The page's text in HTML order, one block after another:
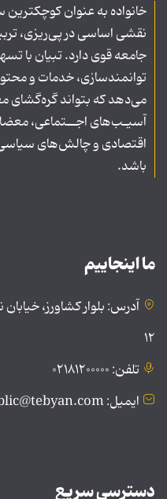
خانواده به عنوان
نقشی اساسی در پی‌ریزی،
جامعه قوی دارد. تبیان با
توانمندسازی، خدمات و
می‌دهد که بتواند گره‌گشای
آسیـب‌های اجــتماعی،
اقتصادی و چالش‌های
باشد.
ما اینجاییم
آدرس: بلوار کشاورز،
۱۲
تلفن: ۰۲۱۸۱۲۰۰۰۰۰
ایمیل: public@tebyan.com
دسترسی سریع